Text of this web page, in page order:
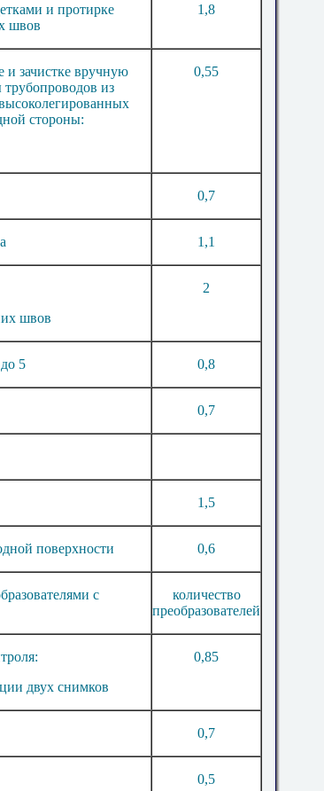
и протирке
швов
1 ,8
и зачистке вручную
из
ированных
стороны:
0,55
0,7
1 ,1
швов
2
5 0,8
0,7
1 ,5
поверхности 0,6
с
количество
преобразователей
двух снимков
0,85
0,7
0,5